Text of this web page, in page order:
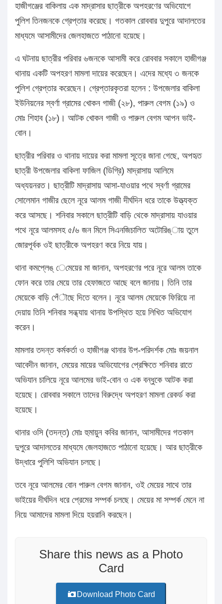
হাজীগঞ্জের বাকিলায় এক মাদ্রাসার ছাত্রীকে অপহরণের অভিযোগে
পুলিশ তিনজনকে গ্রেপ্তার করেছে। গতকাল রোববার দুপুরে আদালতের
মাধ্যমে আসামীদের জেলহাজতে পাঠানো হয়েছে।
এ ঘটনায় ছাত্রীর পরিবার ৬জনকে আসামী করে রোববার সকালে হাজীগঞ্জ
থানায় একটি অপহরণ মামলা দায়ের করেছেন। এদের মধ্যে ৩ জনকে
পুলিশ গ্রেপ্তার করেছেন। গ্রেপ্তারকৃতরা হলেন : উপজেলার বাকিলা
ইউনিয়নের স্বর্ণা গ্রামের খোকন গাজী (২৮), পারুল বেগম (১৯) ও
মোঃ শিহাব (১৮)। আটক খোকন গাজী ও পারুল বেগম আপন ভাই-
বোন।
ছাত্রীর পরিবার ও থানায় দায়ের করা মামলা সূত্রে জানা গেছে, অপহৃত
ছাত্রী উপজেলার বাকিলা ফাজিল (ডিগ্রি) মাদ্রাসায় আলিমে
অধ্যয়নরত। ছাত্রীটি মাদ্রাসায় আসা-যাওয়ার পথে স্বর্ণা গ্রামের
সোলেমান গাজীর ছেলে নূরে আলম গাজী দীর্ঘদিন ধরে তাকে উত্ত্যক্ত
করে আসছে। শনিবার সকালে ছাত্রীটি বাড়ি থেকে মাদ্রাসায় যাওয়ার
পথে নূরে আলমসহ ৫/৬ জন মিলে সিএনজিচালিত অটোরিঙ্ায় তুলে
জোরপূর্বক ওই ছাত্রীকে অপহরণ করে নিয়ে যায়।
থানা কমপ্লেঙ্ েমেয়ের মা জানান, অপহরণের পরে নূরে আলম তাকে
ফোন করে তার মেয়ে তার হেফাজতে আছে বলে জানায়। তিনি তার
মেয়েকে বাড়ি পেঁৗছে দিতে বলেন। নূরে আলম মেয়েকে ফিরিয়ে না
দেয়ায় তিনি শনিবার সন্ধ্যায় থানায় উপস্থিত হয়ে লিখিত অভিযোগ
করেন।
মামলার তদন্ত কর্মকর্তা ও হাজীগঞ্জ থানার উপ-পরিদর্শক মোঃ জয়নাল
আবেদীন জানান, মেয়ের মায়ের অভিযোগের প্রেক্ষিতে শনিবার রাতে
অভিযান চালিয়ে নূরে আলমের ভাই-বোন ও এক বন্ধুকে আটক করা
হয়েছে। রোববার সকালে তাদের বিরুদ্ধে অপহরণ মামলা রেকর্ড করা
হয়েছে।
থানার ওসি (তদন্ত) মোঃ হুমায়ুন কবির জানান, আসামীদের গতকাল
দুপুরে আদালতের মাধ্যমে জেলহাজতে পাঠানো হয়েছে। আর ছাত্রীকে
উদ্ধারে পুলিশি অভিযান চলছে।
তবে নূরে আলমের বোন পারুল বেগম জানান, ওই মেয়ের সাথে তার
ভাইয়ের দীর্ঘদিন ধরে প্রেমের সম্পর্ক চলছে। মেয়ের মা সম্পর্ক মেনে না
নিয়ে আমাদের মামলা দিয়ে হয়রানি করছেন।
Share this news as a Photo
Card
Download Photo Card